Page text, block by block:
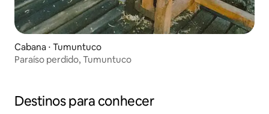
Cabana ⋅ Tumuntuco
Paraíso perdido, Tumuntuco
Destinos para conhecer